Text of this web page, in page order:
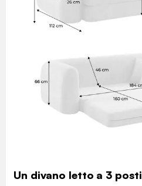
Un divano letto a 3 posti